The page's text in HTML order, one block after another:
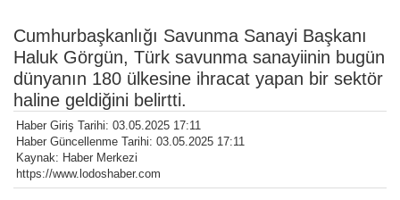
Cumhurbaşkanlığı Savunma Sanayi Başkanı
Haluk Görgün, Türk savunma sanayiinin bugün
dünyanın 180 ülkesine ihracat yapan bir sektör
haline geldiğini belirtti.
Haber Giriş Tarihi: 03.05.2025 17:11
Haber Güncellenme Tarihi: 03.05.2025 17:11
Kaynak: Haber Merkezi
https://www.lodoshaber.com